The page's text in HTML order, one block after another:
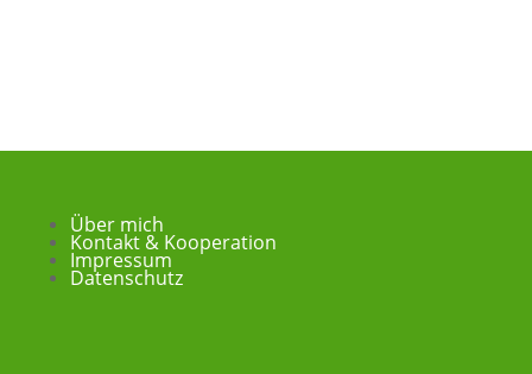
Über mich
Kontakt & Kooperation
Impressum
Datenschutz